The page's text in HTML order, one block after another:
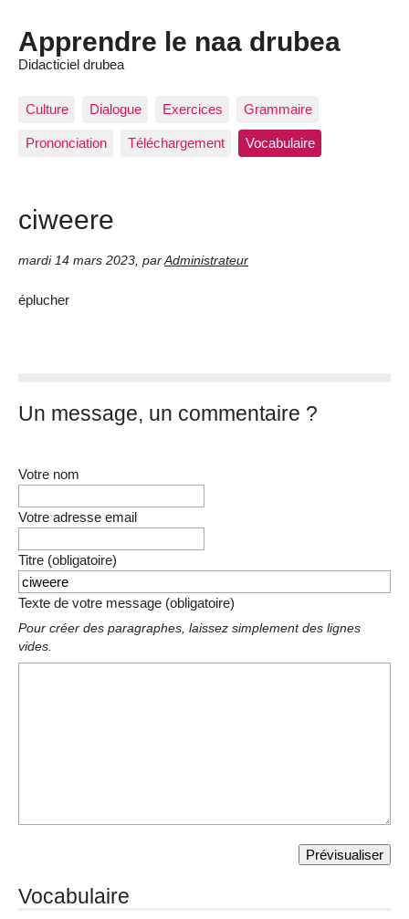
Apprendre le naa drubea
Didacticiel drubea
Culture Dialogue Exercices Grammaire
Prononciation Téléchargement Vocabulaire
ciweere
mardi 14 mars 2023 par Administrateur
éplucher
Un message, un commentaire ?
Votre nom
Votre adresse email
Titre (obligatoire)
Texte de votre message (obligatoire)
Pour créer des paragraphes, laissez simplement des lignes
vides.
Vocabulaire